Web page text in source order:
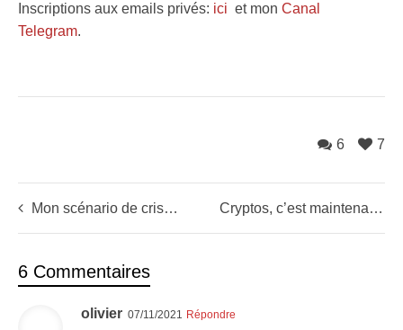
Inscriptions aux emails privés: ici et mon Canal
Telegram.
7
6
Mon scénario de crise inversée (explications) Cryptos, c’est maintenant ou jamais
6 Commentaires
olivier 07/11/2021 Répondre